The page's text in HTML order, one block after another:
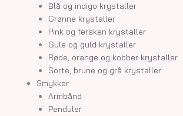
Blå og indigo krystaller
Grønne krystaller
Pink og fersken krystaller
Gule og guld krystaller
Røde, orange og kobber krystaller
Sorte, brune og grå krystaller
Smykker
Armbånd
Penduler